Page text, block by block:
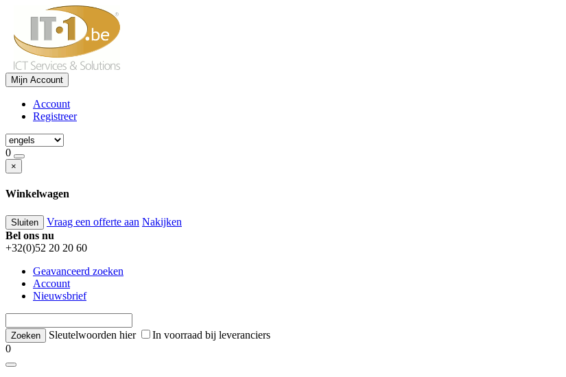
Mijn Account
Account
Registreer
0
×
Winkelwagen
Sluiten Vraag een offerte aan Nakijken
Bel ons nu
+32(0)52 20 20 60
Geavanceerd zoeken
Account
Nieuwsbrief
Sleutelwoorden hier
In voorraad bij leveranciers
0